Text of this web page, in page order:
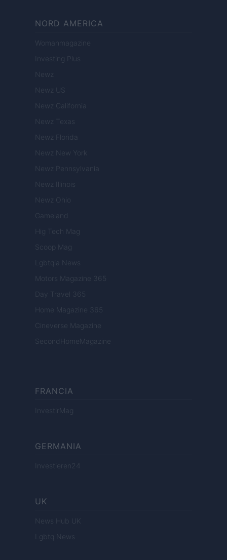
NORD AMERICA
Womanmagazine
Investing Plus
Newz
Newz US
Newz California
Newz Texas
Newz Florida
Newz New York
Newz Pennsylvania
Newz Illinois
Newz Ohio
Gameland
Hig Tech Mag
Scoop Mag
Lgbtqia News
Motors Magazine 365
Day Travel 365
Home Magazine 365
Cineverse Magazine
SecondHomeMagazine
FRANCIA
InvestirMag
GERMANIA
Investieren24
UK
News Hub UK
Lgbtq News